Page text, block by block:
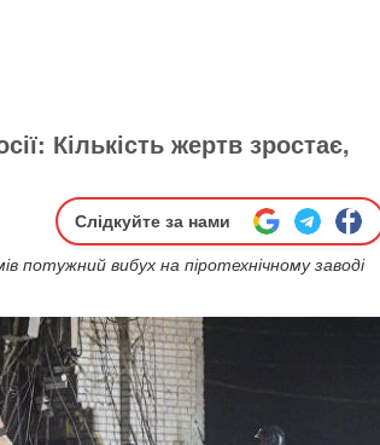
Кількість жертв зростає,
Слідкуйте за нами
вибух на піротехнічному заводі